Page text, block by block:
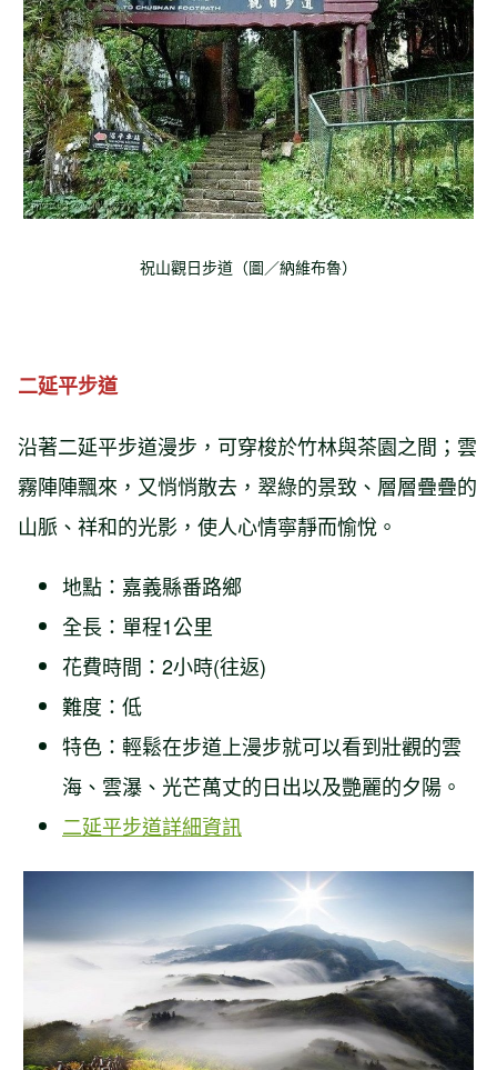
祝山觀日步道（圖／納維布魯）
二延平步道
沿著二延平步道漫步，可穿梭於竹林與茶園之間；雲
霧陣陣飄來，又悄悄散去，翠綠的景致、層層疊疊的
山脈、祥和的光影，使人心情寧靜而愉悅。
地點：嘉義縣番路鄉
全長：單程1公里
花費時間：2小時(往返)
難度：低
特色：輕鬆在步道上漫步就可以看到壯觀的雲
海、雲瀑、光芒萬丈的日出以及艷麗的夕陽。
二延平步道詳細資訊